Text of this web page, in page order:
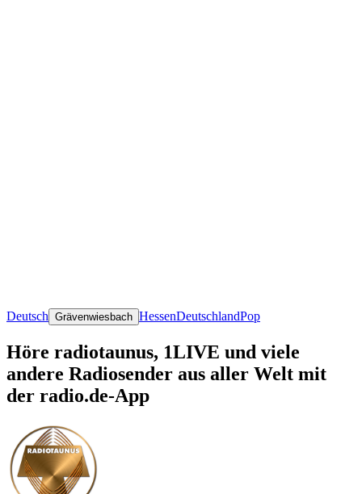
Deutsch Grävenwiesbach HessenDeutschlandPop
Höre radiotaunus, 1LIVE und viele
andere Radiosender aus aller Welt mit
der radio.de-App